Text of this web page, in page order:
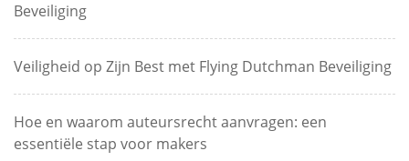
Beveiliging
Veiligheid op Zijn Best met Flying Dutchman Beveiliging
Hoe en waarom auteursrecht aanvragen: een
essentiële stap voor makers